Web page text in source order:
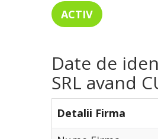
ACTIV
Date de
SRL avand
Detalii Firma